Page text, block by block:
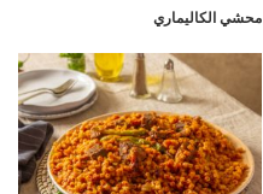
محشي الكاليماري